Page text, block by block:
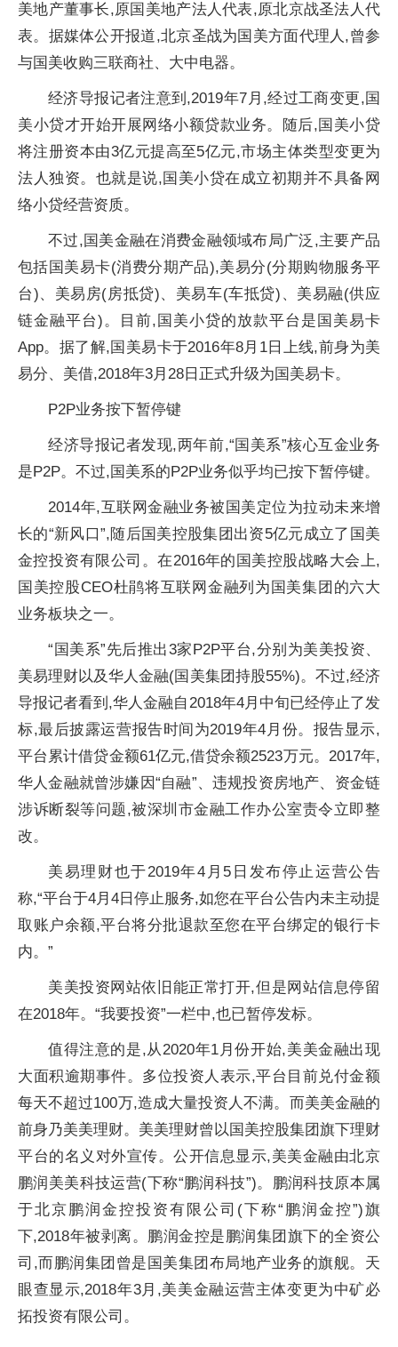
美地产董事长,原国美地产法人代表,原北京战圣法人代
表。据媒体公开报道,北京圣战为国美方面代理人,曾参
与国美收购三联商社、大中电器。
经济导报记者注意到,2019年7月,经过工商变更,国
美小贷才开始开展网络小额贷款业务。随后,国美小贷
将注册资本由3亿元提高至5亿元,市场主体类型变更为
法人独资。也就是说,国美小贷在成立初期并不具备网
络小贷经营资质。
不过,国美金融在消费金融领域布局广泛,主要产品
包括国美易卡(消费分期产品),美易分(分期购物服务平
台)、美易房(房抵贷)、美易车(车抵贷)、美易融(供应
链金融平台)。目前,国美小贷的放款平台是国美易卡
App。据了解,国美易卡于2016年8月1日上线,前身为美
易分、美借,2018年3月28日正式升级为国美易卡。
P2P业务按下暂停键
经济导报记者发现,两年前,“国美系”核心互金业务
是P2P。不过,国美系的P2P业务似乎均已按下暂停键。
2014年,互联网金融业务被国美定位为拉动未来增
长的“新风口”,随后国美控股集团出资5亿元成立了国美
金控投资有限公司。在2016年的国美控股战略大会上,
国美控股CEO杜鹃将互联网金融列为国美集团的六大
业务板块之一。
“国美系”先后推出3家P2P平台,分别为美美投资、
美易理财以及华人金融(国美集团持股55%)。不过,经济
导报记者看到,华人金融自2018年4月中旬已经停止了发
标,最后披露运营报告时间为2019年4月份。报告显示,
平台累计借贷金额61亿元,借贷余额2523万元。2017年,
华人金融就曾涉嫌因“自融”、违规投资房地产、资金链
涉诉断裂等问题,被深圳市金融工作办公室责令立即整
改。
美易理财也于2019年4月5日发布停止运营公告
称,“平台于4月4日停止服务,如您在平台公告内未主动提
取账户余额,平台将分批退款至您在平台绑定的银行卡
内。”
美美投资网站依旧能正常打开,但是网站信息停留
在2018年。“我要投资”一栏中,也已暂停发标。
值得注意的是,从2020年1月份开始,美美金融出现
大面积逾期事件。多位投资人表示,平台目前兑付金额
每天不超过100万,造成大量投资人不满。而美美金融的
前身乃美美理财。美美理财曾以国美控股集团旗下理财
平台的名义对外宣传。公开信息显示,美美金融由北京
鹏润美美科技运营(下称“鹏润科技”)。鹏润科技原本属
于北京鹏润金控投资有限公司(下称“鹏润金控”)旗
下,2018年被剥离。鹏润金控是鹏润集团旗下的全资公
司,而鹏润集团曾是国美集团布局地产业务的旗舰。天
眼查显示,2018年3月,美美金融运营主体变更为中矿必
拓投资有限公司。